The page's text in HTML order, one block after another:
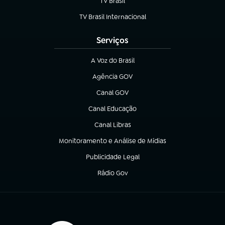
(abre em nova aba)
TV Brasil Internacional
(abre em nova aba)
Serviços
A Voz do Brasil
(abre em nova aba)
Agência GOV
(abre em nova aba)
Canal GOV
(abre em nova aba)
Canal Educação
(abre em nova aba)
Canal Libras
(abre em nova aba)
Monitoramento e Análise de Mídias
(abre em nova aba)
Publicidade Legal
(abre em nova aba)
Rádio Gov
(abre em nova aba)